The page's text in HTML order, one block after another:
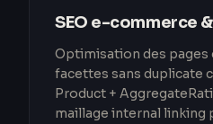
SEO e-commerce
Optimisation des pages
facettes sans duplicate
Product +
maillage internal linking